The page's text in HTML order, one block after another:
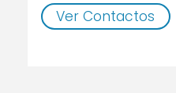
Ver Contactos